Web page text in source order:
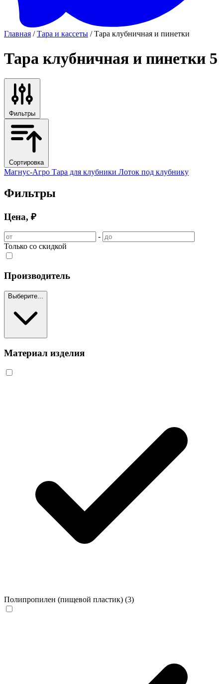
Главная /Тара и кассеты / Тара клубничная и пинетки
Тара клубничная и пинетки 5
Фильтры
Сортировка
Магнус-Агро Тара для клубники Лоток под клубнику
Фильтры
Цена, ₽
-
Только со скидкой
Производитель
Выберите...
Материал изделия
Полипропилен (пищевой пластик) (3)